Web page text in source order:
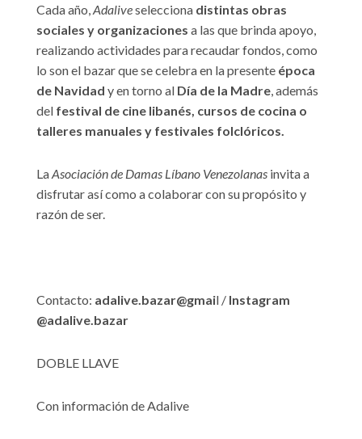
Cada año,Adaliveselecciona distintas obras
sociales y organizaciones a las que brinda apoyo,
realizando actividades para recaudar fondos, como
lo son el bazar que se celebra en la presente época
de Navidad y en torno al Día de la Madre, además
del festival de cine libanés, cursos de cocina o
talleres manuales y festivales folclóricos.
LaAsociación de Damas Líbano Venezolanas invita a
disfrutar así como a colaborar con su propósito y
razón de ser.
Contacto: adalive.bazar@gmail / Instagram
@adalive.bazar
DOBLE LLAVE
Con información de Adalive